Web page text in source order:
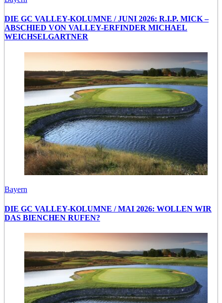
DIE GC VALLEY-KOLUMNE / JUNI 2026: R.I.P. MICK –
ABSCHIED VON VALLEY-ERFINDER MICHAEL
WEICHSELGARTNER
Bayern
DIE GC VALLEY-KOLUMNE / MAI 2026: WOLLEN WIR
DAS BIENCHEN RUFEN?